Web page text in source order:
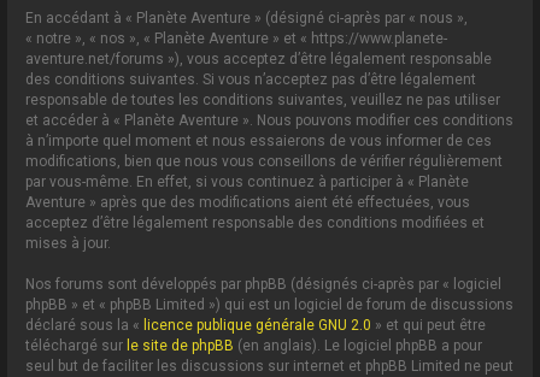
En accédant à « Planète Aventure » (désigné ci-après par « nous »,
« notre », « nos », « Planète Aventure » et « https://www.planete-
aventure.net/forums »), vous acceptez d’être légalement responsable
des conditions suivantes. Si vous n’acceptez pas d’être légalement
responsable de toutes les conditions suivantes, veuillez ne pas utiliser
et accéder à « Planète Aventure ». Nous pouvons modifier ces conditions
à n’importe quel moment et nous essaierons de vous informer de ces
modifications, bien que nous vous conseillons de vérifier régulièrement
par vous-même. En effet, si vous continuez à participer à « Planète
Aventure » après que des modifications aient été effectuées, vous
acceptez d’être légalement responsable des conditions modifiées et
mises à jour.
Nos forums sont développés par phpBB (désignés ci-après par « logiciel
phpBB » et « phpBB Limited ») qui est un logiciel de forum de discussions
déclaré sous la « licence publique générale GNU 2.0 » et qui peut être
téléchargé sur le site de phpBB (en anglais). Le logiciel phpBB a pour
seul but de faciliter les discussions sur internet et phpBB Limited ne peut